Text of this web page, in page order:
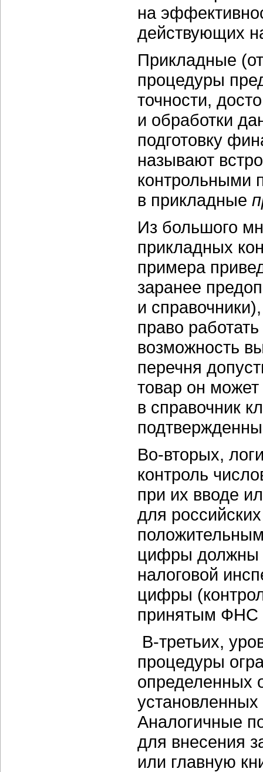
на
действующих
Прикладные
процедуры
точности,
и обработки
подготовку
называют
контрольными
в прикладные
Из большого
прикладных
примера
заранее
и
право
возможность
перечня
товар он
в справочник
Во-вторых,
контроль
при их вводе
для
цифры должны
налоговой
цифры
принятым ФНС
В-третьих,
процедуры
определенных
Аналогичные
для внесения
или главную